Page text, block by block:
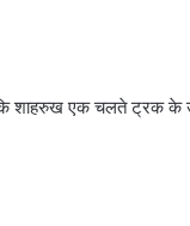
शाहरुख एक चलते ट्रक के